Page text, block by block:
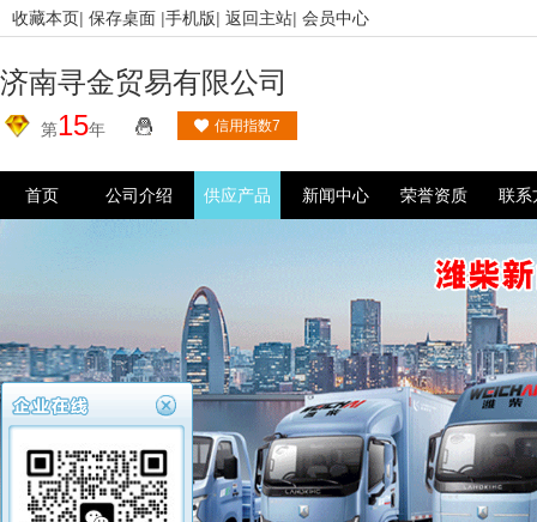
收藏本页| 保存桌面 |手机版| 返回主站| 会员中心
济南寻金贸易有限公司
第15年 信用指数7
首页 公司介绍 供应产品 新闻中心 荣誉资质 联系